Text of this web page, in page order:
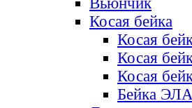
Косая бейка
Косая
Косая
Косая
Бейка